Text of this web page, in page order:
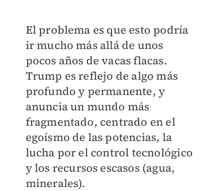
El problema es que esto podría
ir mucho más allá de unos
pocos años de vacas flacas.
Trump es reflejo de algo más
profundo y permanente, y
anuncia un mundo más
fragmentado, centrado en el
egoísmo de las potencias, la
lucha por el control tecnológico
y los recursos escasos (agua,
minerales).